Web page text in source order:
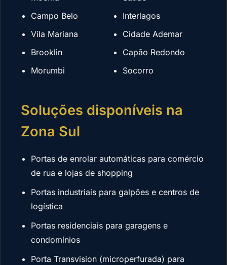
Campo Belo
Vila Mariana
Brooklin
Morumbi
Interlagos
Cidade Ademar
Capão Redondo
Socorro
Soluções disponíveis na
Zona Sul
Portas de enrolar automáticas para comércio
de rua e lojas de shopping
Portas industriais para galpões e centros de
logística
Portas residenciais para garagens e
condomínios
Porta Transvision (microperfurada) para